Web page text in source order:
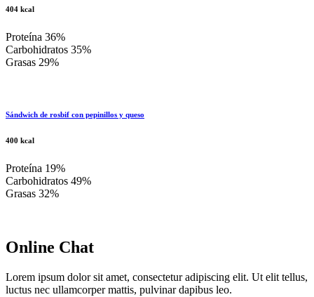
404 kcal
Proteína 36%
Carbohidratos 35%
Grasas 29%
Sándwich de rosbif con pepinillos y queso
400 kcal
Proteína 19%
Carbohidratos 49%
Grasas 32%
Online Chat
Lorem ipsum dolor sit amet, consectetur adipiscing elit. Ut elit tellus,
luctus nec ullamcorper mattis, pulvinar dapibus leo.